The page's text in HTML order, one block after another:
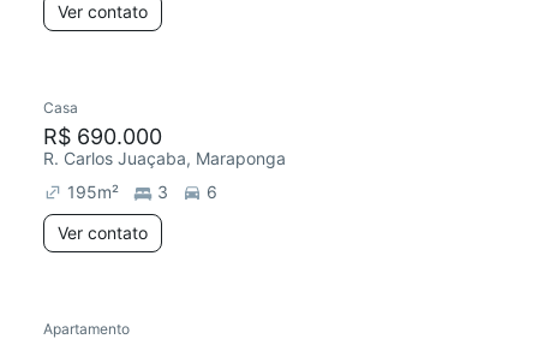
Ver contato
Casa
R$ 690.000
R. Carlos Juaçaba, Maraponga
195m² 3
6
Ver contato
Apartamento